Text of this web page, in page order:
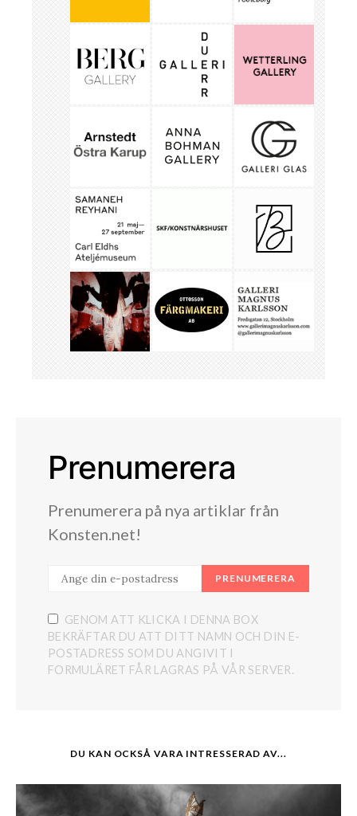
Prenumerera
Prenumerera på nya artiklar från
Konsten.net!
PRENUMERERA
GENOM ATT KLICKA I DENNA BOX
BEKRÄFTAR DU ATT DITT NAMN OCH DIN E-
POSTADRESS SOM DU ANGIVIT I
FORMULÄRET FÅR LAGRAS PÅ VÅR SERVER.
DU KAN OCKSÅ VARA INTRESSERAD AV...